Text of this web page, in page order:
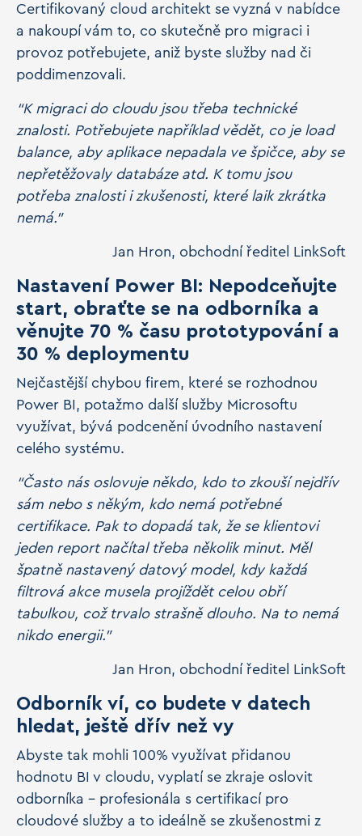
Certifikovaný cloud architekt se vyzná v nabídce
a nakoupí vám to, co skutečně pro migraci i
provoz potřebujete, aniž byste služby nad či
poddimenzovali.
“K migraci do cloudu jsou třeba technické
znalosti. Potřebujete například vědět, co je load
balance, aby aplikace nepadala ve špičce, aby se
nepřetěžovaly databáze atd. K tomu jsou
potřeba znalosti i zkušenosti, které laik zkrátka
nemá.”
Jan Hron, obchodní ředitel LinkSoft
Nastavení Power BI: Nepodceňujte
start, obraťte se na odborníka a
věnujte 70 % času prototypování a
30 % deploymentu
Nejčastější chybou firem, které se rozhodnou
Power BI, potažmo další služby Microsoftu
využívat, bývá podcenění úvodního nastavení
celého systému.
“Často nás oslovuje někdo, kdo to zkouší nejdřív
sám nebo s někým, kdo nemá potřebné
certifikace. Pak to dopadá tak, že se klientovi
jeden report načítal třeba několik minut. Měl
špatně nastavený datový model, kdy každá
filtrová akce musela projíždět celou obří
tabulkou, což trvalo strašně dlouho. Na to nemá
nikdo energii.”
Jan Hron, obchodní ředitel LinkSoft
Odborník ví, co budete v datech
hledat, ještě dřív než vy
Abyste tak mohli 100% využívat přidanou
hodnotu BI v cloudu, vyplatí se zkraje oslovit
odborníka – profesionála s certifikací pro
cloudové služby a to ideálně se zkušenostmi z